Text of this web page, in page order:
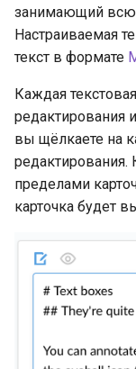
занимающий
Настраиваемая
текст в формате
Каждая
редактирования
вы щёлкаете на
пределами
карточка будет